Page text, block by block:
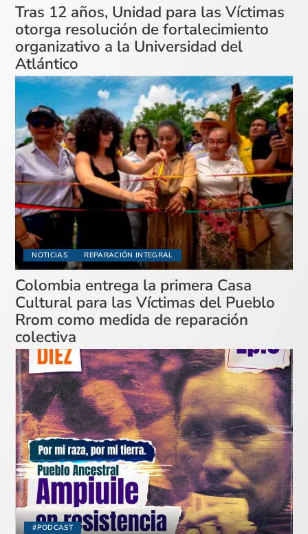
Tras 12 años, Unidad para las Víctimas
otorga resolución de fortalecimiento
organizativo a la Universidad del
Atlántico
NOTICIAS REPARACIÓN INTEGRAL
Colombia entrega la primera Casa
Cultural para las Víctimas del Pueblo
Rrom como medida de reparación
colectiva
#PODCAST